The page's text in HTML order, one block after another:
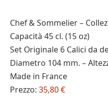
Chef & Sommelier –
Capacità 45 cl. (15 oz)
Set Originale 6 Calici da
Diametro 104 mm. –
Made in France
Prezzo: 35,80 €